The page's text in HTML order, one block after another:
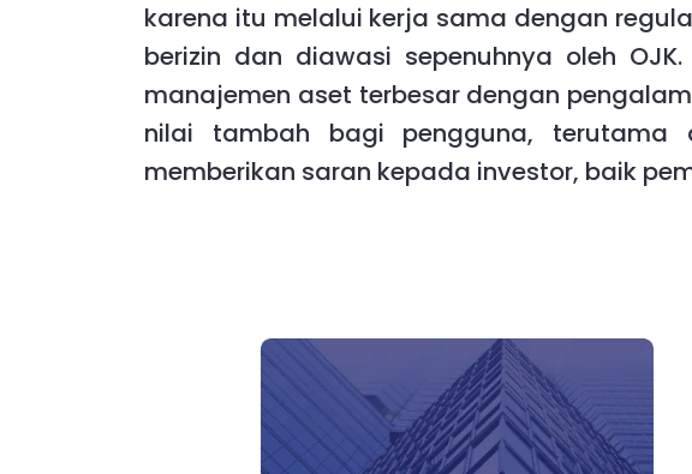
karena itu melalui kerja sama dengan
berizin dan diawasi sepenuhnya oleh
manajemen aset terbesar dengan
nilai tambah bagi pengguna,
memberikan saran kepada investor, baik